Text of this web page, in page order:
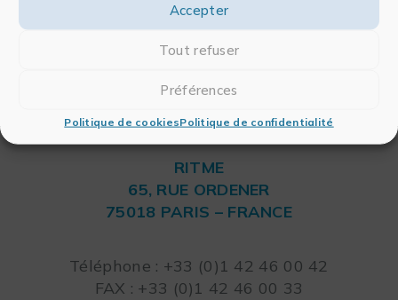
Accepter
Tout refuser
Préférences
Politique de cookiesPolitique de confidentialité
RITME
65, RUE ORDENER
75018 PARIS – FRANCE
Téléphone : +33 (0)1 42 46 00 42
FAX : +33 (0)1 42 46 00 33